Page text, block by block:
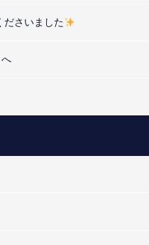
ださいました